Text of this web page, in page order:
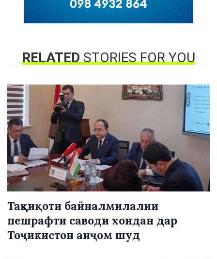
RELATEDSTORIES FOR YOU
Таҳқиқоти байналмилалии
пешрафти саводи хондан дар
Тоҷикистон анҷом шуд